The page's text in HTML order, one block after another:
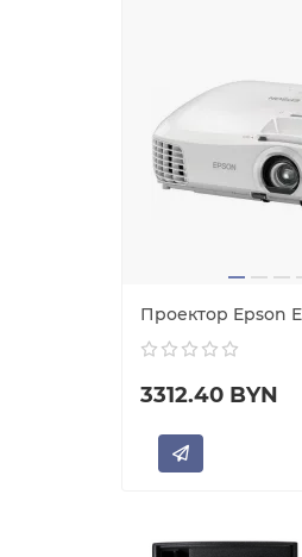
Проектор Epson
3312.40 BYN